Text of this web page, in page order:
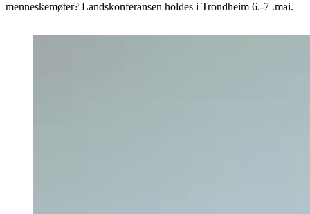
menneskemøter? Landskonferansen holdes i Trondheim 6.-7 .mai.